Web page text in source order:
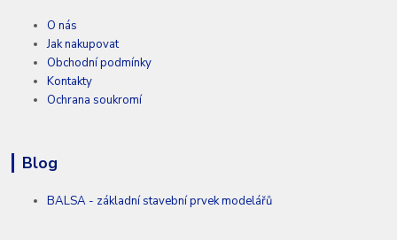
O nás
Jak nakupovat
Obchodní podmínky
Kontakty
Ochrana soukromí
Blog
BALSA - základní stavební prvek modelářů